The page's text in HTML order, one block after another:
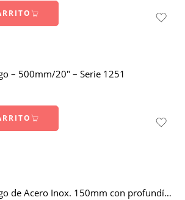
– 500mm/20″ – Serie 1251
Pie de Metro Análogo de Acero Inox. 150mm con profundímetro